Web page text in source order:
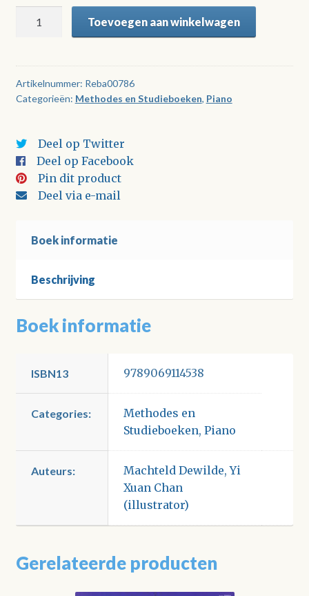
pianodroom
werkboek
1
aantal
Toevoegen aan winkelwagen
Artikelnummer: Reba00786
Categorieën: Methodes en Studieboeken, Piano
Deel op Twitter
Deel op Facebook
Pin dit product
Deel via e-mail
Boek informatie
Beschrijving
Boek informatie
ISBN13 9789069114538
Categories:
Methodes en
Studieboeken,Piano
Auteurs: Machteld Dewilde,Yi
Xuan Chan
(illustrator)
Gerelateerde producten